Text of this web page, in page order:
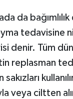
da
tedavisine
denir. Tüm
replasman
veya ciltten